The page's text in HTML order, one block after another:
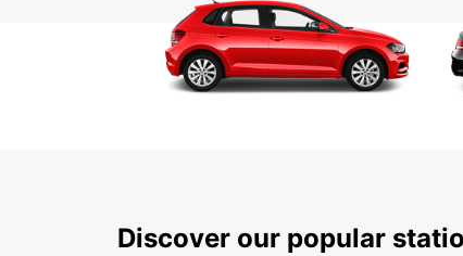
Discover our popular